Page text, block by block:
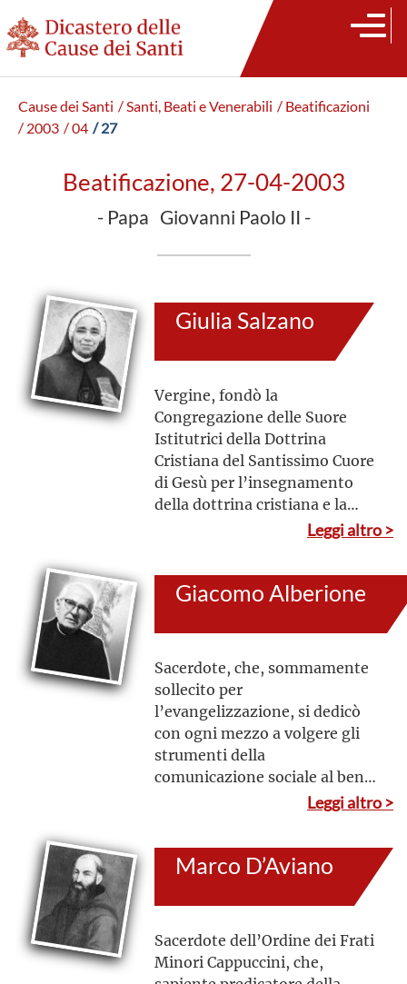
Cause dei Santi / Santi, Beati e Venerabili / Beatificazioni
/ 2003 / 04 / 27
Beatificazione, 27-04-2003
- Papa Giovanni Paolo II -
Giulia Salzano
Vergine, fondò la
Congregazione delle Suore
Istitutrici della Dottrina
Cristiana del Santissimo Cuore
di Gesù per l’insegnamento
della dottrina cristiana e la
diffusione della devozioneLeggi altro >
Giacomo Alberione
Sacerdote, che, sommamente
sollecito per
l’evangelizzazione, si dedicò
con ogni mezzo a volgere gli
strumenti della
comunicazione sociale al bene
della società, facendo dei
Cristo al mondo, e fondò per
questo la Congregazione della
Pia Società di San Paolo
Leggi altro >
Marco D’Aviano
Sacerdote dell’Ordine dei Frati
Minori Cappuccini, che,